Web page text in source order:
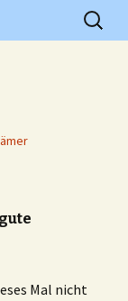
Suchen
nach:
Mal nicht